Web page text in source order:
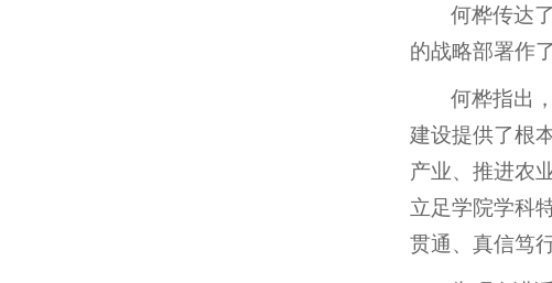
何桦传达
的战略部署作
何桦指出
建设提供了根
产业、推进农
立足学院学科
贯通、真信笃行